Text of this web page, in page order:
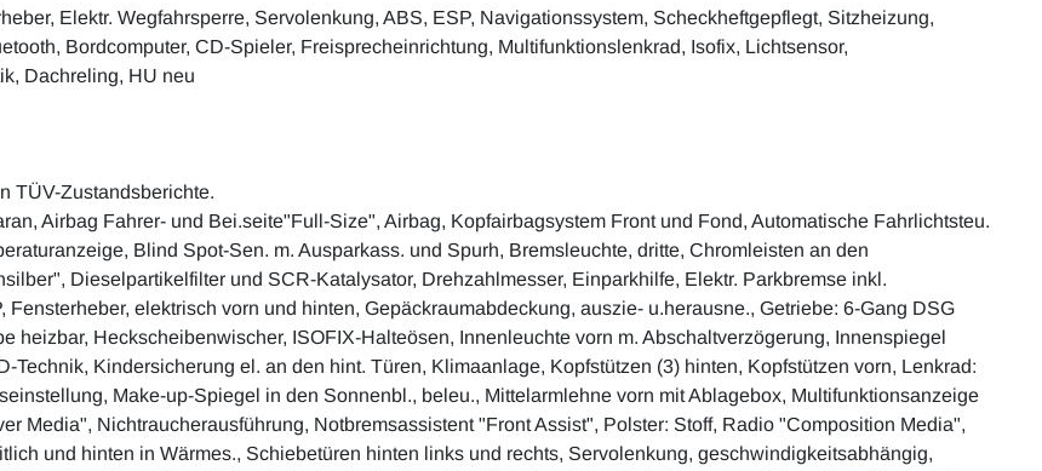
Elektr. Wegfahrsperre, Servolenkung, ABS, ESP, Navigationssystem, Scheckheftgepflegt, Sitzheizung,
Bordcomputer, CD-Spieler, Freisprecheinrichtung, Multifunktionslenkrad, Isofix, Lichtsensor,
Dachreling, HU neu
TÜV-Zustandsberichte.
Airbag Fahrer- und Bei.seite"Full-Size", Airbag, Kopfairbagsystem Front und Fond, Automatische Fahrlichtsteu.
Blind Spot-Sen. m. Ausparkass. und Spurh, Bremsleuchte, dritte, Chromleisten an den
Dieselpartikelfilter und SCR-Katalysator, Drehzahlmesser, Einparkhilfe, Elektr. Parkbremse inkl.
elektrisch vorn und hinten, Gepäckraumabdeckung, auszie- u.herausne., Getriebe: 6-Gang DSG
heizbar, Heckscheibenwischer, ISOFIX-Halteösen, Innenleuchte vorn m. Abschaltverzögerung, Innenspiegel
Kindersicherung el. an den hint. Türen, Klimaanlage, Kopfstützen (3) hinten, Kopfstützen vorn, Lenkrad:
Make-up-Spiegel in den Sonnenbl., beleu., Mittelarmlehne vorn mit Ablagebox, Multifunktionsanzeige
Media", Nichtraucherausführung, Notbremsassistent "Front Assist", Polster: Stoff, Radio "Composition Media",
und hinten in Wärmes., Schiebetüren hinten links und rechts, Servolenkung, geschwindigkeitsabhängig,